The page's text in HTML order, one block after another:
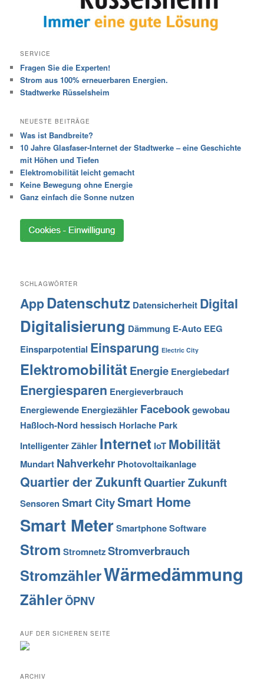
SERVICE
Fragen Sie die Experten!
Strom aus 100% erneuerbaren Energien.
Stadtwerke Rüsselsheim
NEUESTE BEITRÄGE
Was ist Bandbreite?
10 Jahre Glasfaser-Internet der Stadtwerke – eine Geschichte
mit Höhen und Tiefen
Elektromobilität leicht gemacht
Keine Bewegung ohne Energie
Ganz einfach die Sonne nutzen
SCHLAGWÖRTER
AppDatenschutz Datensicherheit Digital
Digitalisierung Dämmung E-Auto EEG
Einsparpotential Einsparung Electric City
ElektromobilitätEnergie Energiebedarf
Energiesparen Energieverbrauch
Energiewende Energiezähler Facebookgewobau
Haßloch-Nord hessisch Horlache Park
Intelligenter Zähler Internet IoT Mobilität
Mundart Nahverkehr Photovoltaikanlage
Quartier der ZukunftQuartier Zukunft
SensorenSmart CitySmart Home
Smart MeterSmartphoneSoftware
Strom StromnetzStromverbrauch
StromzählerWärmedämmung
ZählerÖPNV
AUF DER SICHEREN SEITE
ARCHIV